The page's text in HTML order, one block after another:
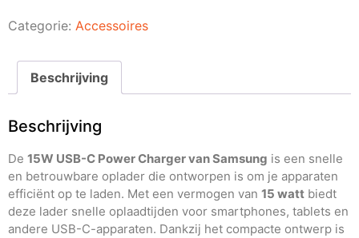
Categorie: Accessoires
Beschrijving
Beschrijving
De 15W USB-C Power Charger van Samsung is een snelle
en betrouwbare oplader die ontworpen is om je apparaten
efficiënt op te laden. Met een vermogen van 15 watt biedt
deze lader snelle oplaadtijden voor smartphones, tablets en
andere USB-C-apparaten. Dankzij het compacte ontwerp is